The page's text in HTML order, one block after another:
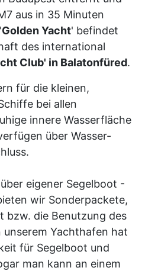
aus in 35 Minuten
Golden Yacht' befindet
des international
Club' in Balatonfüred.
für die kleinen,
bei allen
innere Wasserfläche
über Wasser-
eigener Segelboot -
wir Sonderpackete,
bzw. die Benutzung des
unserem Yachthafen hat
für Segelboot und
man kann an einem